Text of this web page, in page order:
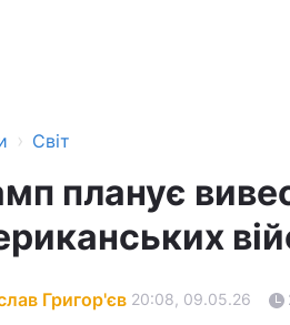
› Світ
планує
Григор'єв 20:08, 09.05.26